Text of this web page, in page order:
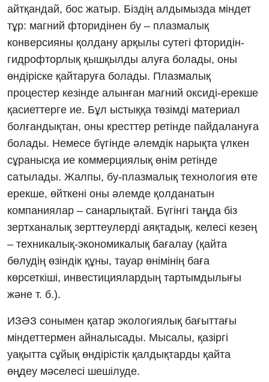
айтқандай, бос жатыр. Біздің алдымызда міндет
тұр: магний фторидінен бу – плазмалық
конверсияны қолдану арқылы сутегі фторидін-
гидрофторлық қышқылды алуға болады, оны
өндіріске қайтаруға болады. Плазмалық
процестер кезінде алынған магний оксиді-ерекше
қасиеттерге ие. Бұл ыстыққа төзімді материал
болғандықтан, оны кресттер ретінде пайдалануға
болады. Немесе бүгінде әлемдік нарықта үлкен
сұранысқа ие коммерциялық өнім ретінде
сатылады. Жалпы, бу-плазмалық технология өте
ерекше, өйткені оны әлемде қолданатын
компаниялар – санарлықтай. Бүгінгі таңда біз
зертханалық зерттеулерді аяқтадық, келесі кезең
– техникалық-экономикалық бағалау (қайта
бөлудің өзіндік құны, тауар өнімінің баға
көрсеткіші, инвестициялардың тартымдылығы
және т. б.).
ИЗӘЗ сонымен қатар экологиялық бағыттағы
міндеттермен айналысады. Мысалы, қазіргі
уақытта сұйық өндірістік қалдықтарды қайта
өңдеу мәселесі шешілуде.